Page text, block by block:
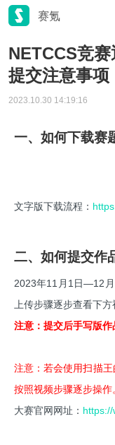
赛氪
NETCCS竞
提交注意事项
2023.10.30 14:19:16
一、如何下载赛
文字版下载流程：
二、如何提交作
2023年11月1日—12月
上传步骤逐步查看下方
注意：提交后手写版作
注意：若会使用扫描
按照视频步骤逐步操作
大赛官网网址：